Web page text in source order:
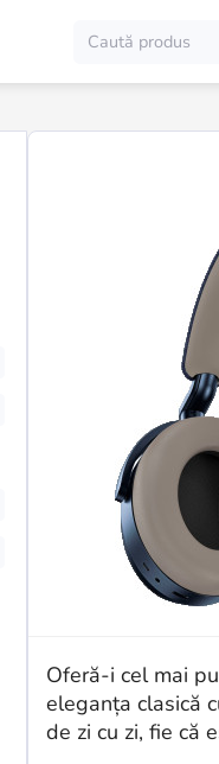
Oferă-i cel mai
eleganța clasică
de zi cu zi, fie că